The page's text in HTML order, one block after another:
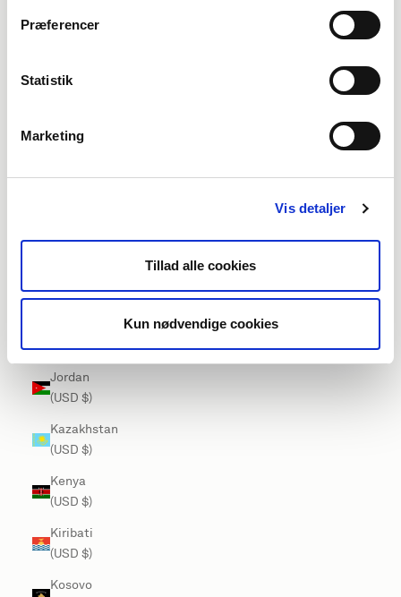
Præferencer
Statistik
Marketing
Vis detaljer
Tillad alle cookies
Kun nødvendige cookies
(EUR €)
(EUR €)
$)
(USD $)
(USD $)
(EUR €)
Jordan
(USD $)
Kazakhstan
(USD $)
Kenya
(USD $)
Kiribati
(USD $)
Kosovo